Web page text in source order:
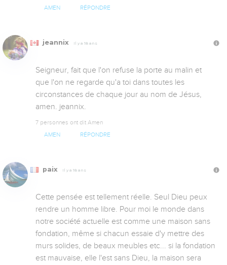
AMEN RÉPONDRE
jeannix Il y a 18 ans
Seigneur, fait que l'on refuse la porte au malin et
que l'on ne regarde qu'a toi dans toutes les
circonstances de chaque jour au nom de Jésus,
amen. jeannix.
7 personnes ont dit Amen
AMEN RÉPONDRE
paix Il y a 18 ans
Cette pensée est tellement réelle. Seul Dieu peux
rendre un homme libre. Pour moi le monde dans
notre société actuelle est comme une maison sans
fondation, même si chacun essaie d'y mettre des
murs solides, de beaux meubles etc... si la fondation
est mauvaise, elle l'est sans Dieu, la maison sera